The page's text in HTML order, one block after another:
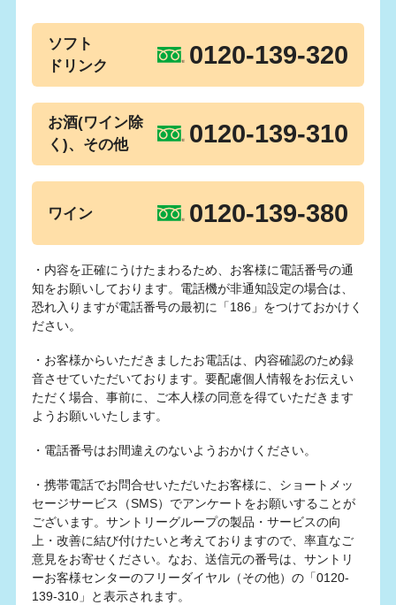
ソフト
ドリンク
0120-139-320
お酒(ワイン除
く)、その他
0120-139-310
ワイン 0120-139-380
・内容を正確にうけたまわるため、お客様に電話番号の通
知をお願いしております。電話機が非通知設定の場合は、
恐れ入りますが電話番号の最初に「186」をつけておかけく
ださい。
・お客様からいただきましたお電話は、内容確認のため録
音させていただいております。要配慮個人情報をお伝えい
ただく場合、事前に、ご本人様の同意を得ていただきます
ようお願いいたします。
・電話番号はお間違えのないようおかけください。
・携帯電話でお問合せいただいたお客様に、ショートメッ
セージサービス（SMS）でアンケートをお願いすることが
ございます。サントリーグループの製品・サービスの向
上・改善に結び付けたいと考えておりますので、率直なご
意見をお寄せください。なお、送信元の番号は、サントリ
ーお客様センターのフリーダイヤル（その他）の「0120-
139-310」と表示されます。